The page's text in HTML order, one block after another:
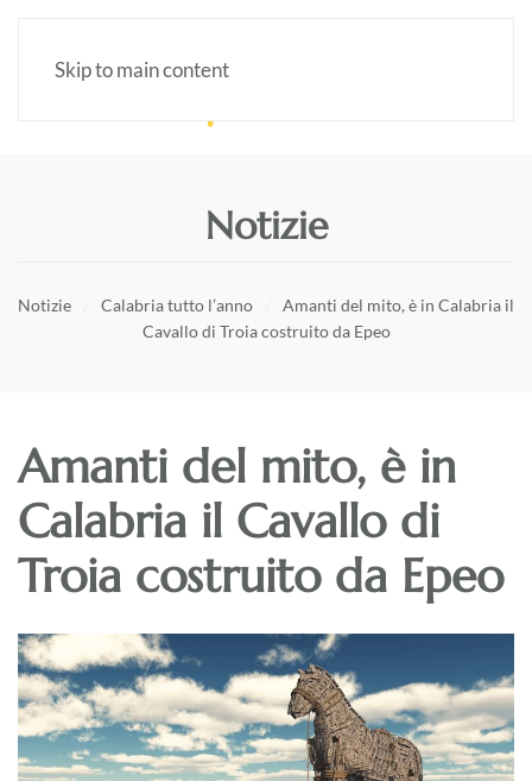
Skip to main content
Notizie
Notizie Calabria tutto l’anno
Amanti del mito, è in Calabria il
Cavallo di Troia costruito da Epeo
Amanti del mito, è in
Calabria il Cavallo di
Troia costruito da Epeo